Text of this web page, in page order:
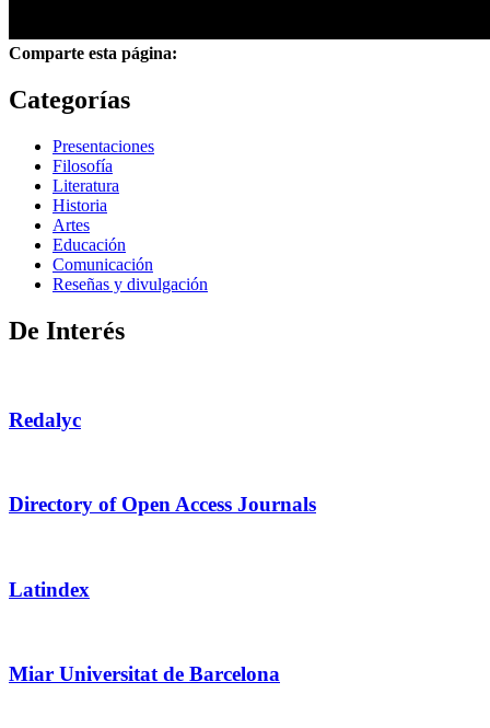
Comparte esta página:
Categorías
Presentaciones
Filosofía
Literatura
Historia
Artes
Educación
Comunicación
Reseñas y divulgación
De Interés
Redalyc
Directory of Open Access Journals
Latindex
Miar Universitat de Barcelona